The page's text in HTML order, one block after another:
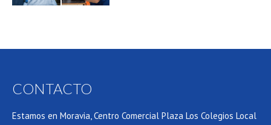
CONTACTO
Estamos en Moravia, Centro Comercial Plaza Los Colegios Local